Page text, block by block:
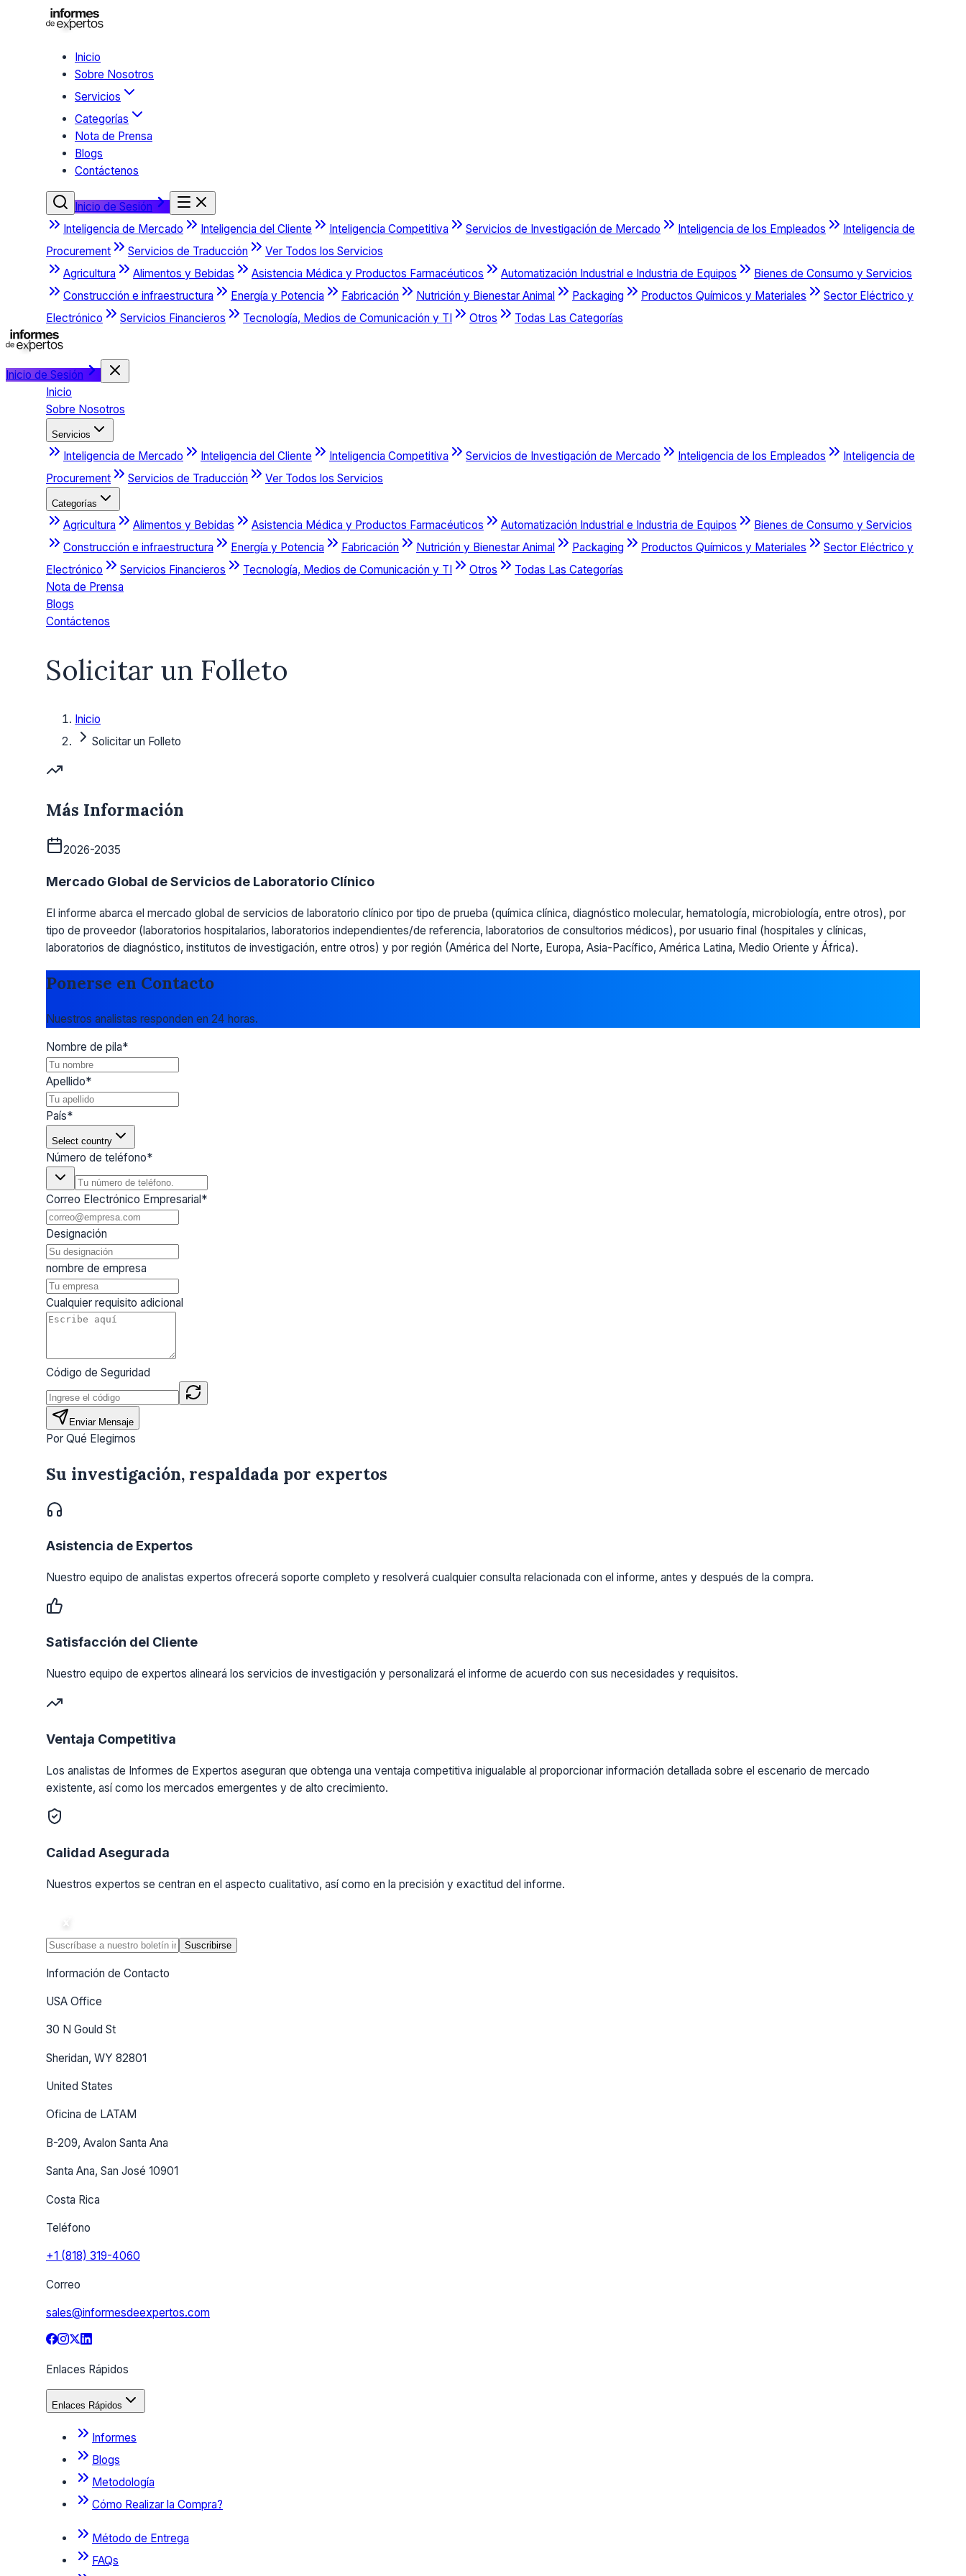
Inicio
Sobre Nosotros
Servicios
Categorías
Nota de Prensa
Blogs
Contáctenos
Inicio de Sesión
Inteligencia de Mercado
Inteligencia del Cliente Inteligencia Competitiva Servicios de Investigación de Mercado Inteligencia de los Empleados
Inteligencia de
Procurement
Servicios de Traducción
Ver Todos los Servicios
Agricultura
Alimentos y Bebidas Asistencia Médica y Productos Farmacéuticos Automatización Industrial e Industria de Equipos
Bienes de Consumo y Servicios
Construcción e infraestructura
Energía y Potencia Fabricación Nutrición y Bienestar Animal Packaging Productos Químicos y Materiales
Sector Eléctrico y
Electrónico
Servicios Financieros Tecnología, Medios de Comunicación y TI Otros Todas Las Categorías
Inicio de Sesión
Inicio
Sobre Nosotros
Servicios
Inteligencia de Mercado Inteligencia del Cliente Inteligencia Competitiva Servicios de Investigación de Mercado Inteligencia de los Empleados
Inteligencia de
Procurement
Servicios de Traducción Ver Todos los Servicios
Categorías
Agricultura Alimentos y Bebidas Asistencia Médica y Productos Farmacéuticos Automatización Industrial e Industria de Equipos
Bienes de Consumo y Servicios
Construcción e infraestructura
Energía y Potencia Fabricación Nutrición y Bienestar Animal Packaging Productos Químicos y Materiales
Sector Eléctrico y
Electrónico
Servicios Financieros Tecnología, Medios de Comunicación y TI Otros
Todas Las Categorías
Nota de Prensa
Blogs
Contáctenos
Solicitar un Folleto
Inicio
Solicitar un Folleto
Más Información
2026-2035
Mercado Global de Servicios de Laboratorio Clínico
El informe abarca el mercado global de servicios de laboratorio clínico por tipo de prueba (química clínica, diagnóstico molecular, hematología, microbiología, entre otros), por
tipo de proveedor (laboratorios hospitalarios, laboratorios independientes/de referencia, laboratorios de consultorios médicos), por usuario final (hospitales y clínicas,
laboratorios de diagnóstico, institutos de investigación, entre otros) y por región (América del Norte, Europa, Asia-Pacífico, América Latina, Medio Oriente y África).
Ponerse en Contacto
Nuestros analistas responden en 24 horas.
Nombre de pila*
Apellido*
País*
Select country
Número de teléfono*
Correo Electrónico Empresarial*
Designación
nombre de empresa
Cualquier requisito adicional
Código de Seguridad
Enviar Mensaje
Por Qué Elegirnos
Su investigación, respaldada por expertos
Asistencia de Expertos
Nuestro equipo de analistas expertos ofrecerá soporte completo y resolverá cualquier consulta relacionada con el informe, antes y después de la compra.
Satisfacción del Cliente
Nuestro equipo de expertos alineará los servicios de investigación y personalizará el informe de acuerdo con sus necesidades y requisitos.
Ventaja Competitiva
Los analistas de Informes de Expertos aseguran que obtenga una ventaja competitiva inigualable al proporcionar información detallada sobre el escenario de mercado
existente, así como los mercados emergentes y de alto crecimiento.
Calidad Asegurada
Nuestros expertos se centran en el aspecto cualitativo, así como en la precisión y exactitud del informe.
Suscribirse
Información de Contacto
USA Office
30 N Gould St
Sheridan, WY 82801
United States
Oficina de LATAM
B-209, Avalon Santa Ana
Santa Ana, San José 10901
Costa Rica
Teléfono
+1 (818) 319-4060
Correo
sales@informesdeexpertos.com
Enlaces Rápidos
Enlaces Rápidos
Informes
Blogs
Metodología
Cómo Realizar la Compra?
Método de Entrega
FAQs